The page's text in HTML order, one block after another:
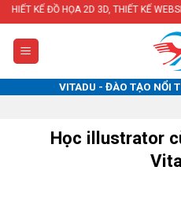
Skip
to
content
HỌA 2D 3D, THIẾT KẾ WEBSITE, VIDEO
VITADU - ĐÀO TẠO NỔI
Học illustrator